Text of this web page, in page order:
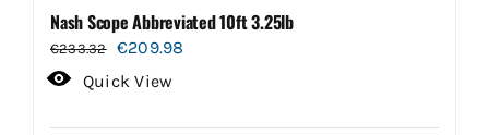
Nash Scope Abbreviated 10ft 3.25lb
€233.32
Oorspronkelijke
prijs
€209.98
Quick View